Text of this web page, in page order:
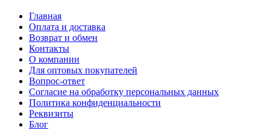
Главная
Оплата и доставка
Возврат и обмен
Контакты
О компании
Для оптовых покупателей
Вопрос-ответ
Согласие на обработку персональных данных
Политика конфиденциальности
Реквизиты
Блог